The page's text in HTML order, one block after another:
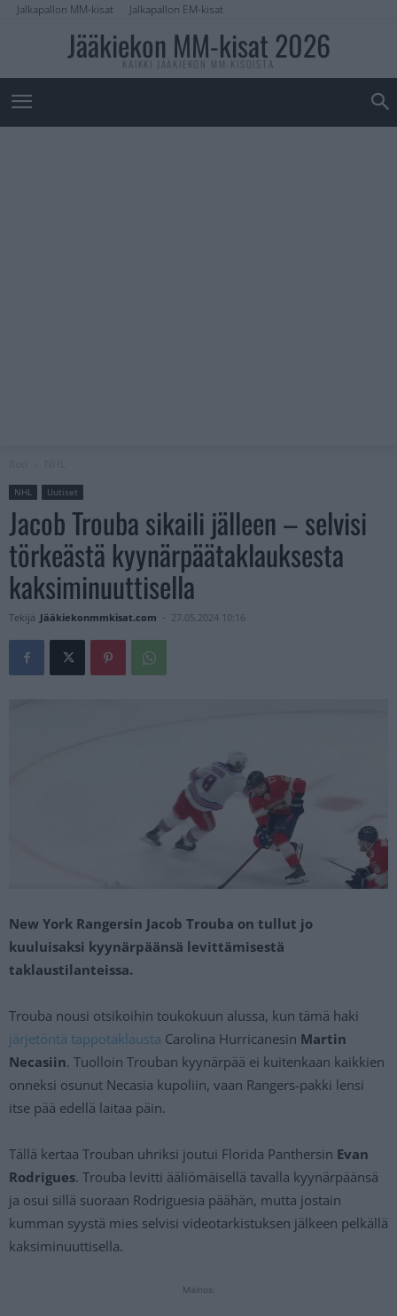
Jalkapallon MM-kisat Jalkapallon EM-kisat
Jääkiekon MM-kisat 2026
KAIKKI JÄÄKIEKON MM-KISOISTA
NHL Uutiset
Jacob Trouba sikaili jälleen – selvisi
törkeästä kyynärpäätaklauksesta
kaksiminuuttisella
Tekijä Jääkiekonmmkisat.com - 27.05.2024 10:16
New York Rangersin Jacob Trouba on tullut jo
kuuluisaksi kyynärpäänsä levittämisestä
taklaustilanteissa.
Trouba nousi otsikoihin toukokuun alussa, kun tämä haki
järjetöntä tappotaklausta Carolina Hurricanesin Martin
Necasiin. Tuolloin Trouban kyynärpää ei kuitenkaan kaikkien
onneksi osunut Necasia kupoliin, vaan Rangers-pakki lensi
itse pää edellä laitaa päin.
Tällä kertaa Trouban uhriksi joutui Florida Panthersin Evan
Rodrigues. Trouba levitti ääliömäisellä tavalla kyynärpäänsä
ja osui sillä suoraan Rodriguesia päähän, mutta jostain
kumman syystä mies selvisi videotarkistuksen jälkeen pelkällä
kaksiminuuttisella.
Mainos: